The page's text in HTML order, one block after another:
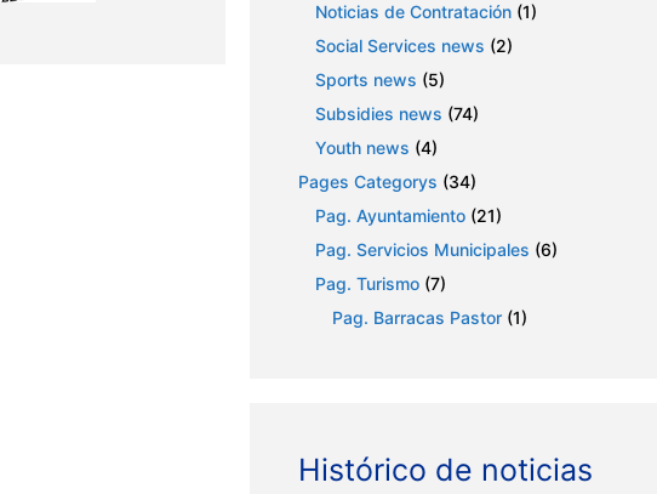
Noticias de Contratación (1)
Social Services news (2)
Sports news (5)
Subsidies news (74)
Youth news (4)
Pages Categorys (34)
Pag. Ayuntamiento (21)
Pag. Servicios Municipales (6)
Pag. Turismo (7)
Pag. Barracas Pastor (1)
Histórico de noticias